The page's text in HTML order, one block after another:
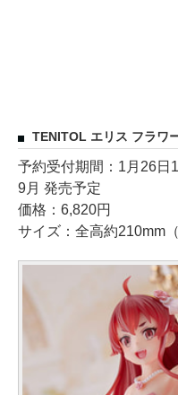
TENITOL エリス フラワ
予約受付期間：1月26日
9月 発売予定
価格：6,820円
サイズ：全高約210mm